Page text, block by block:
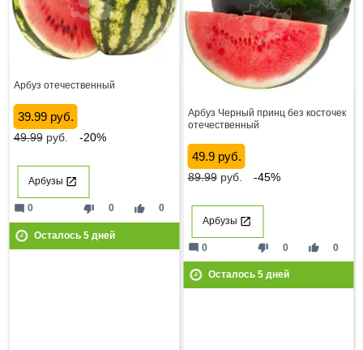
Арбуз отечественный
39.99 руб.
49.99руб. -20%
Арбузы
thumb_down 0 thumb_up 0
mode_comment 0
Осталось 5дней
Арбуз Черный принц без косточек
отечественный
49.9 руб.
89.99руб. -45%
Арбузы
thumb_down 0 thumb_up 0
mode_comment 0
Осталось 5дней